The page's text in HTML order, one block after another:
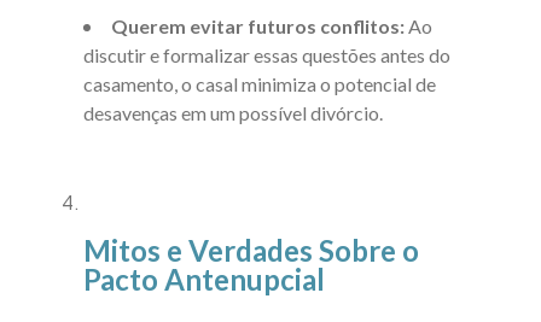
Querem evitar futuros conflitos: Ao
discutir e formalizar essas questões antes do
casamento, o casal minimiza o potencial de
desavenças em um possível divórcio.
Mitos e Verdades Sobre o
Pacto Antenupcial